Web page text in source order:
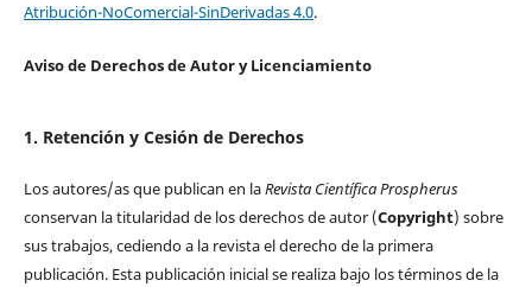
Atribución-NoComercial-SinDerivadas 4.0.
Aviso de Derechos de Autor y Licenciamiento
1. Retención y Cesión de Derechos
Los autores/as que publican en laRevista Científica Prospherus
conservan la titularidad de los derechos de autor (Copyright) sobre
sus trabajos, cediendo a la revista el derecho de la primera
publicación. Esta publicación inicial se realiza bajo los términos de la